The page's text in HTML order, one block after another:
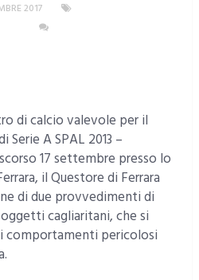
2017
di calcio valevole per il
A SPAL 2013 –
17 settembre presso lo
il Questore di Ferrara
di due provvedimenti di
cagliaritani, che si
comportamenti pericolosi